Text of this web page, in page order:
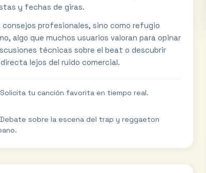
y fechas de giras.
profesionales, sino como refugio
algo que muchos usuarios valoran para opinar
técnicas sobre el beat o descubrir
lejos del ruido comercial.
tu canción favorita en tiempo real.
sobre la escena del trap y reggaeton